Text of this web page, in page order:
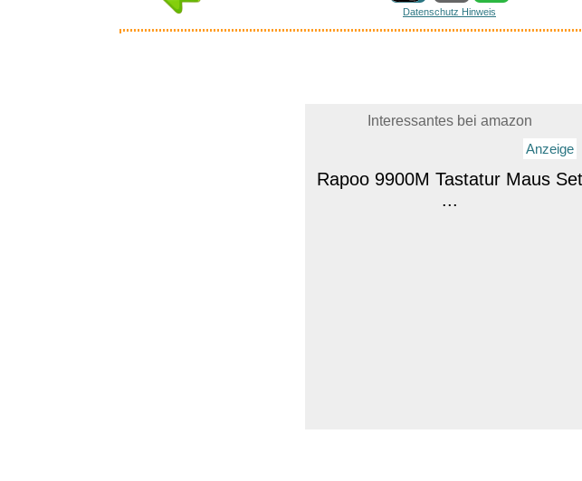
Datenschutz Hinweis
Interessantes bei amazon
Anzeige